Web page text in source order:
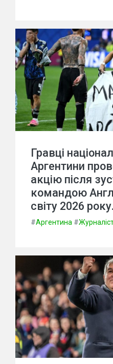
Гравці
Аргентини
акцію після
командою
світу 2026 року.
#Аргентина #